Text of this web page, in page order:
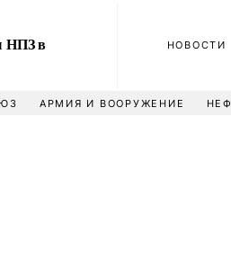
НПЗ в
НОВОСТИ
АРМИЯ И ВООРУЖЕНИЕ